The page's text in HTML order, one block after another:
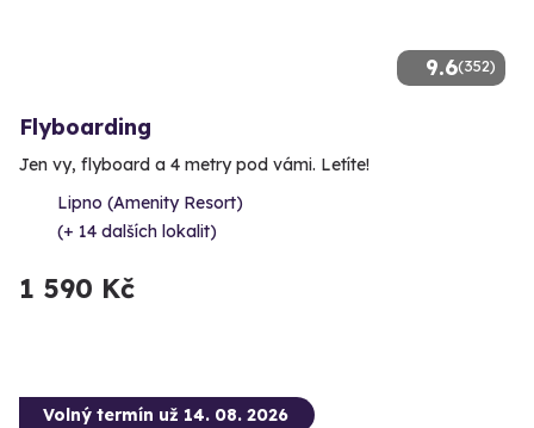
9.6(352)
Flyboarding
Jen vy, flyboard a 4 metry pod vámi. Letíte!
Lipno (Amenity Resort)
(+ 14 dalších lokalit)
1 590 Kč
Volný termín už 14. 08. 2026